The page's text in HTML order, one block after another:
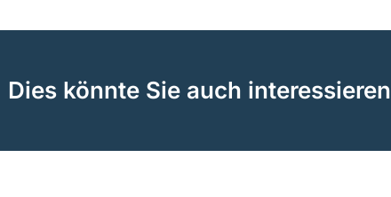
Dies könnte Sie auch interessieren